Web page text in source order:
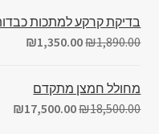
בדיקת קרקע למתכות
₪1,890.00
₪1,350.00
מחולל חמצן מתקדם
₪18,500.00
₪17,500.00